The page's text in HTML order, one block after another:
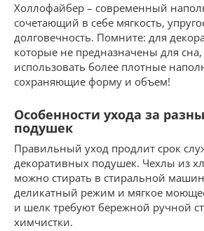
Холлофайбер – современный
сочетающий в себе мягкость,
долговечность. Помните: для
которые не предназначены для
использовать более плотные
сохраняющие форму и объем!
Особенности ухода за
подушек
Правильный уход продлит срок
декоративных подушек. Чехлы из
можно стирать в стиральной
деликатный режим и мягкое
и шелк требуют бережной ручной
химчистки.